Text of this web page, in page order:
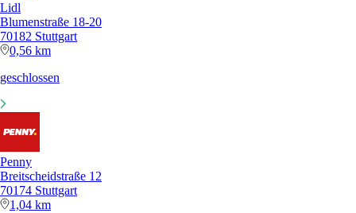
Lidl
Blumenstraße 18-20
70182 Stuttgart
0,56 km
geschlossen
Penny
Breitscheidstraße 12
70174 Stuttgart
1,04 km